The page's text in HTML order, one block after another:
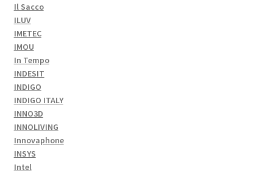
Il Sacco
ILUV
IMETEC
IMOU
In Tempo
INDESIT
INDIGO
INDIGO ITALY
INNO3D
INNOLIVING
Innovaphone
INSYS
Intel